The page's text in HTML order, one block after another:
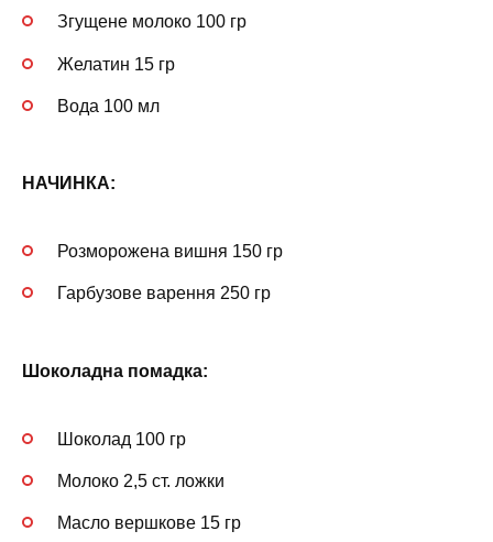
Згущене молоко 100 гр
Желатин 15 гр
Вода 100 мл
НАЧИНКА:
Розморожена вишня 150 гр
Гарбузове варення 250 гр
Шоколадна помадка:
Шоколад 100 гр
Молоко 2,5 ст. ложки
Масло вершкове 15 гр